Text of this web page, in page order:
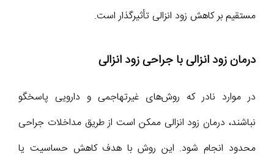
مستقیم بر کاهش زود انزالی تأثیرگذار است.
درمان زود انزالی با جراحی زود انزالی
در موارد نادر که روش‌های غیرتهاجمی و دارویی پاسخگو
نباشند، درمان زود انزالی ممکن است از طریق مداخلات جراحی
محدود انجام شود. این روش با هدف کاهش حساسیت یا